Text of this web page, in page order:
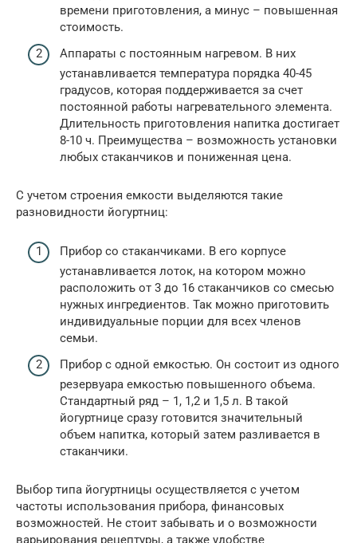
времени приготовления, а минус – повышенная
стоимость.
Аппараты с постоянным нагревом. В них
устанавливается температура порядка 40-45
градусов, которая поддерживается за счет
постоянной работы нагревательного элемента.
Длительность приготовления напитка достигает
8-10 ч. Преимущества – возможность установки
любых стаканчиков и пониженная цена.
С учетом строения емкости выделяются такие
разновидности йогуртниц:
Прибор со стаканчиками. В его корпусе
устанавливается лоток, на котором можно
расположить от 3 до 16 стаканчиков со смесью
нужных ингредиентов. Так можно приготовить
индивидуальные порции для всех членов
семьи.
Прибор с одной емкостью. Он состоит из одного
резервуара емкостью повышенного объема.
Стандартный ряд – 1, 1,2 и 1,5 л. В такой
йогуртнице сразу готовится значительный
объем напитка, который затем разливается в
стаканчики.
Выбор типа йогуртницы осуществляется с учетом
частоты использования прибора, финансовых
возможностей. Не стоит забывать и о возможности
варьирования рецептуры, а также удобстве